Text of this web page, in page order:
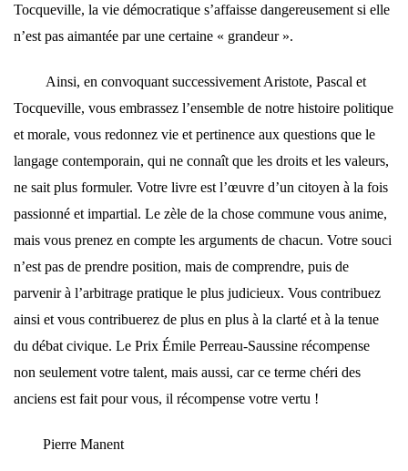
Tocqueville, la vie démocratique s’affaisse dangereusement si elle
n’est pas aimantée par une certaine « grandeur ».
Ainsi, en convoquant successivement Aristote, Pascal et
Tocqueville, vous embrassez l’ensemble de notre histoire politique
et morale, vous redonnez vie et pertinence aux questions que le
langage contemporain, qui ne connaît que les droits et les valeurs,
ne sait plus formuler. Votre livre est l’œuvre d’un citoyen à la fois
passionné et impartial. Le zèle de la chose commune vous anime,
mais vous prenez en compte les arguments de chacun. Votre souci
n’est pas de prendre position, mais de comprendre, puis de
parvenir à l’arbitrage pratique le plus judicieux. Vous contribuez
ainsi et vous contribuerez de plus en plus à la clarté et à la tenue
du débat civique. Le Prix Émile Perreau-Saussine récompense
non seulement votre talent, mais aussi, car ce terme chéri des
anciens est fait pour vous, il récompense votre vertu !
Pierre Manent